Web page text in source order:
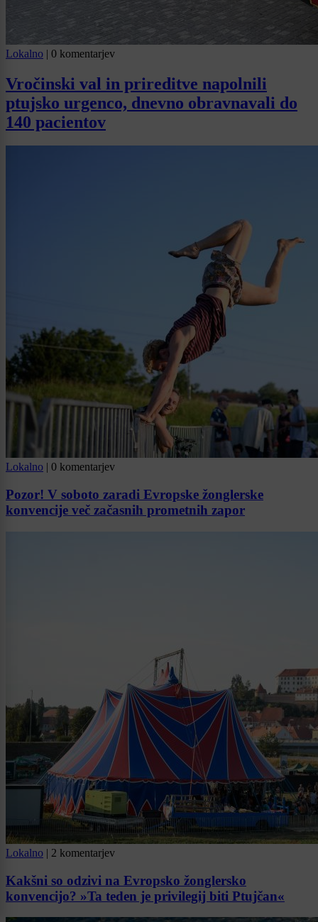
Lokalno | 0 komentarjev
Vročinski val in prireditve napolnili
ptujsko urgenco, dnevno obravnavali do
140 pacientov
Lokalno 0 komentarjev
Pozor! V soboto zaradi Evropske žonglerske
konvencije več začasnih prometnih zapor
Lokalno | 2 komentarjev
Kakšni so odzivi na Evropsko žonglersko
konvencijo? »Ta teden je privilegij biti Ptujčan«